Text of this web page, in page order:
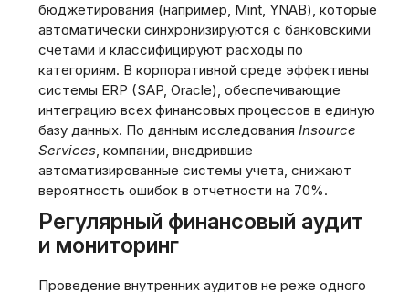
бюджетирования (например, Mint, YNAB), которые
автоматически синхронизируются с банковскими
счетами и классифицируют расходы по
категориям. В корпоративной среде эффективны
системы ERP (SAP, Oracle), обеспечивающие
интеграцию всех финансовых процессов в единую
базу данных. По данным исследования Insource
Services, компании, внедрившие
автоматизированные системы учета, снижают
вероятность ошибок в отчетности на 70%.
Регулярный финансовый аудит
и мониторинг
Проведение внутренних аудитов не реже одного